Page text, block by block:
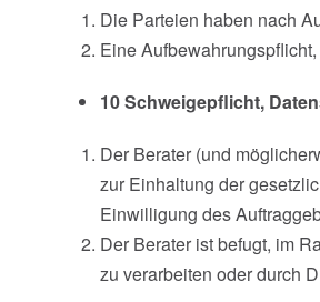
Die Parteien haben nach
Eine
10 Schweigepflicht,
Der Berater (und
zur Einhaltung der
Einwilligung des
Der Berater ist befugt, im
zu verarbeiten oder durch